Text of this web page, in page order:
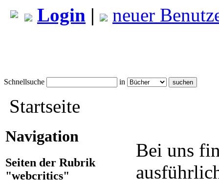
Login | neuer
Schnellsuche in
Startseite
Navigation
Seiten der Rubrik
"webcritics"
Bei uns